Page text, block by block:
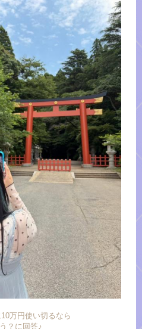
万円使い切るなら
？に回答♪